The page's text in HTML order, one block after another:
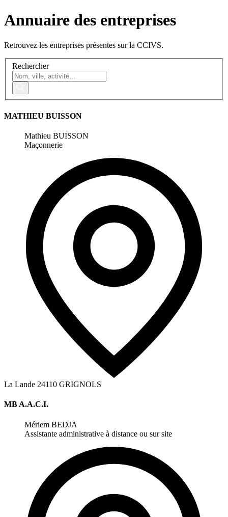
Annuaire des entreprises
Retrouvez les entreprises présentes sur la CCIVS.
Rechercher
MATHIEU BUISSON
Mathieu BUISSON
Maçonnerie
La Lande 24110 GRIGNOLS
MB A.A.C.I.
Mériem BEDJA
Assistante administrative à distance ou sur site